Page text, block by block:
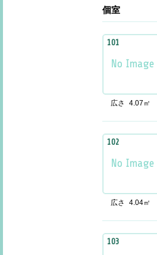
個室
101
広さ 4.07㎡
102
広さ 4.04㎡
103